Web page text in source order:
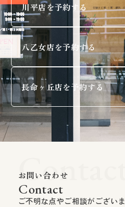
川平店を予約する
八乙女店を予約する
長命ヶ丘店を予約する
Contact
お問い合わせ
Contact
ご不明な点やご相談がござい